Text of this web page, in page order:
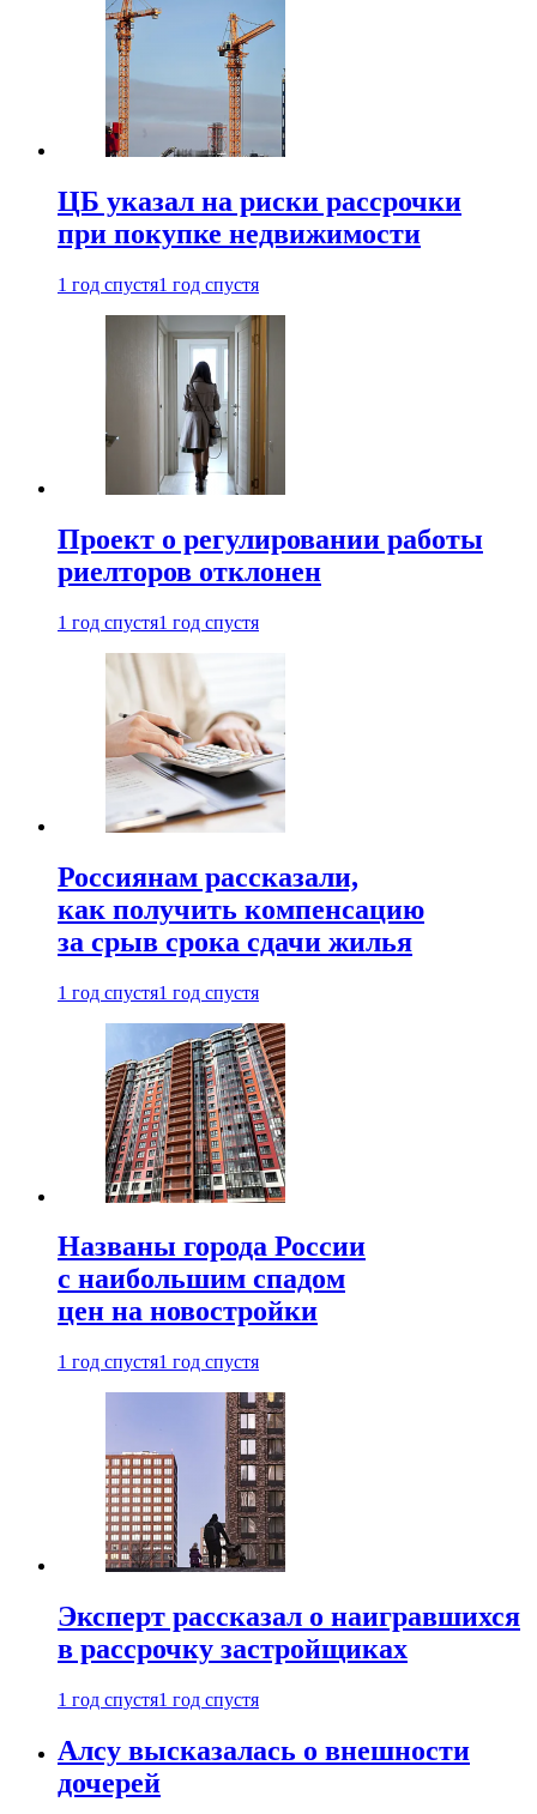
ЦБ указал на риски рассрочки
при покупке недвижимости
1 год спустя1 год спустя
Проект о регулировании работы
риелторов отклонен
1 год спустя1 год спустя
Россиянам рассказали,
как получить компенсацию
за срыв срока сдачи жилья
1 год спустя1 год спустя
Названы города России
с наибольшим спадом
цен на новостройки
1 год спустя1 год спустя
Эксперт рассказал о наигравшихся
в рассрочку застройщиках
1 год спустя1 год спустя
Алсу высказалась о внешности
дочерей